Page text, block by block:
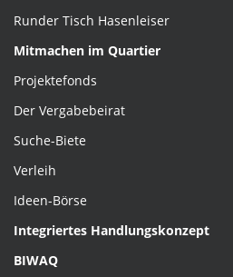
Runder Tisch Hasenleiser
Mitmachen im Quartier
Projektefonds
Der Vergabebeirat
Suche-Biete
Verleih
Ideen-Börse
Integriertes Handlungskonzept
BIWAQ